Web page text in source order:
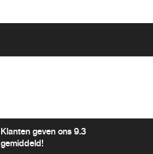
Klanten geven ons 9.3
gemiddeld!